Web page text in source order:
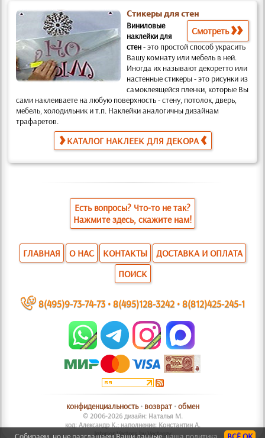
Стикеры для стен
Смотреть
Виниловые
наклейки для
стен-это простой способ украсить
Вашу комнату или мебель в ней.
Иногда их называют декоретто или
настенные стикеры -это рисунки из
самоклеящейся пленки, которые Вы
сами наклеиваете на любую поверхность- стену, потолок, дверь,
мебель, холодильник и т.п. Наклейки аналогичны дизайнам
трафаретов.
КАТАЛОГ НАКЛЕЕК ДЛЯ ДЕКОРА
Есть вопросы? Что-то не так?
Нажмите здесь, скажите нам!
ГЛАВНАЯ О НАС КОНТАКТЫ
ДОСТАВКА И ОПЛАТА
ПОИСК
~ 8(495)9-73-74-73•8(495)128-3242•8(812)425-245-1
конфиденциальность• возврат•обмен
© 2006-2026 дизайн: Наталья М.
код: Александр К.; наполнение: Константин А.
Interior Vectors by Vecteezy